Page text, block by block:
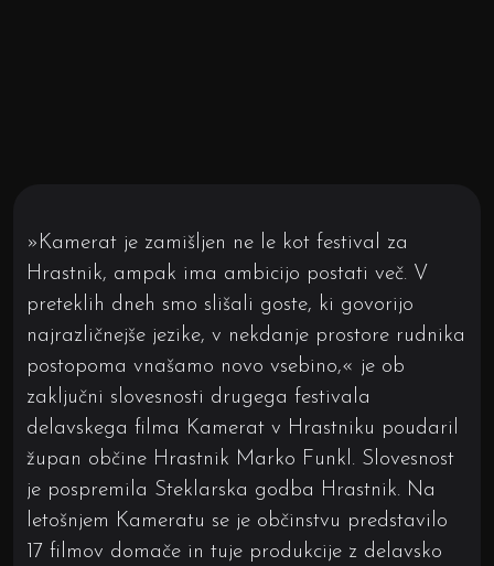
»Kamerat je zamišljen ne le kot festival za
Hrastnik, ampak ima ambicijo postati več. V
preteklih dneh smo slišali goste, ki govorijo
najrazličnejše jezike, v nekdanje prostore rudnika
postopoma vnašamo novo vsebino,« je ob
zaključni slovesnosti drugega festivala
delavskega filma Kamerat v Hrastniku poudaril
župan občine Hrastnik Marko Funkl. Slovesnost
je pospremila Steklarska godba Hrastnik. Na
letošnjem Kameratu se je občinstvu predstavilo
17 filmov domače in tuje produkcije z delavsko